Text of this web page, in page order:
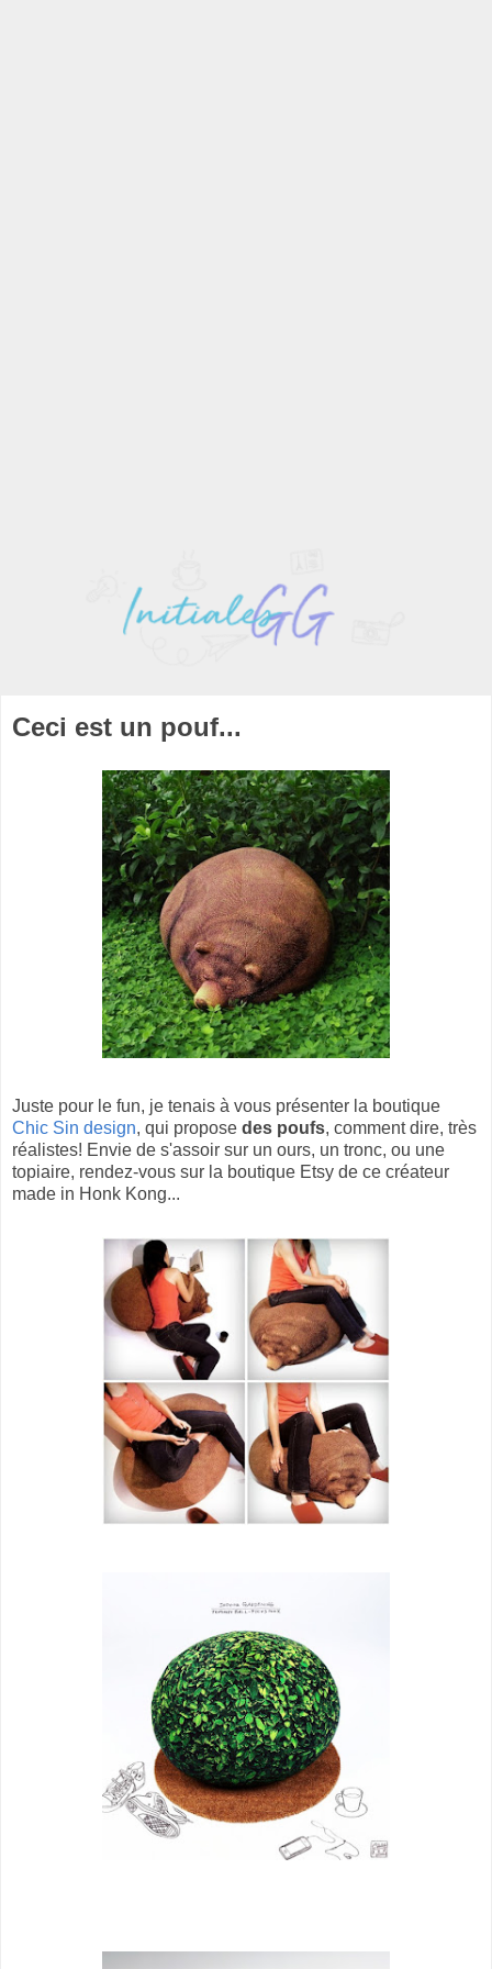
Ceci est un pouf...
Juste pour le fun, je tenais à vous présenter la boutique
Chic Sin design, qui propose des poufs, comment dire, très
réalistes! Envie de s'assoir sur un ours, un tronc, ou une
topiaire, rendez-vous sur la boutique Etsy de ce créateur
made in Honk Kong...